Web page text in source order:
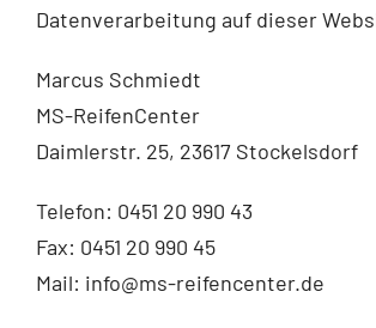
Datenverarbeitung auf dieser
Marcus Schmiedt
MS-ReifenCenter
Daimlerstr. 25, 23617 Stockelsdorf
Telefon: 0451 20 990 43
Fax: 0451 20 990 45
Mail: info@ms-reifencenter.de